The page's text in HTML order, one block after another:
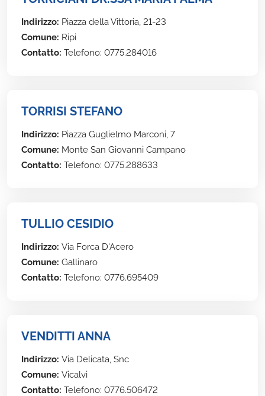
Indirizzo: Piazza della Vittoria, 21-23
Comune: Ripi
Contatto: Telefono: 0775.284016
TORRISI STEFANO
Indirizzo: Piazza Guglielmo Marconi, 7
Comune: Monte San Giovanni Campano
Contatto: Telefono: 0775.288633
TULLIO CESIDIO
Indirizzo: Via Forca D'Acero
Comune: Gallinaro
Contatto: Telefono: 0776.695409
VENDITTI ANNA
Indirizzo: Via Delicata, Snc
Comune: Vicalvi
Contatto: Telefono: 0776.506472